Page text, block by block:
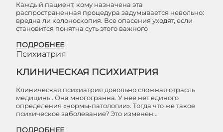
Каждый пациент, кому назначена эта
распространенная процедура задумывается невольно:
вредна ли колоноскопия. Все опасения уходят, если
становится понятна суть этого важного
ПОДРОБНЕЕ
Психиатрия
КЛИНИЧЕСКАЯ ПСИХИАТРИЯ
Клиническая психиатрия довольно сложная отрасль
медицины. Она многогранна. У нее нет единого
определения «нормы-патологии». Тогда что же такое
психическое заболевание? Это изменен…
ПОДРОБНЕЕ